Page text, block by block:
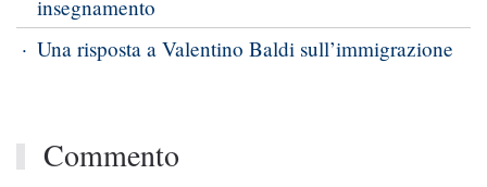
insegnamento
Una risposta a Valentino Baldi sull’immigrazione
Commento